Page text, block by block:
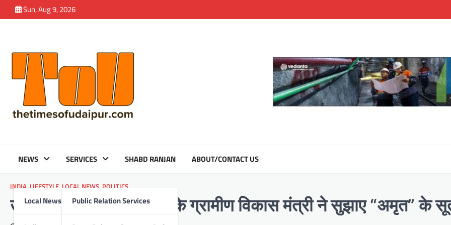
to
Sun, Aug 9, 2026
NEWS
Local News
SERVICES
Public Relation Services
SHABD RANJAN ABOUT/CONTACT US
INDIA LIFESTYLE LOCAL NEWS POLITICS
उदयपुर में जल मंथन, बिहार के ग्रामीण विकास मंत्री ने सुझाए “अमृत” के